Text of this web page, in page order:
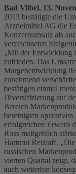
Bad Vilbel, 13.
2013 bestätigte die
Arzneimittel AG die
Konzernumsatz als
verzeichneten
„Mit der Entwicklung
zufrieden. Das
Margenentwicklung
zunehmend
bestätigen einmal
Diversifizierung auf
Bereich
bereinigten operativen
erfolgreichen Erwerb
Ross maßgeblich
Hartmut Retzlaff.
russischen
vierten Quartal zeigt,
auch weiterhin